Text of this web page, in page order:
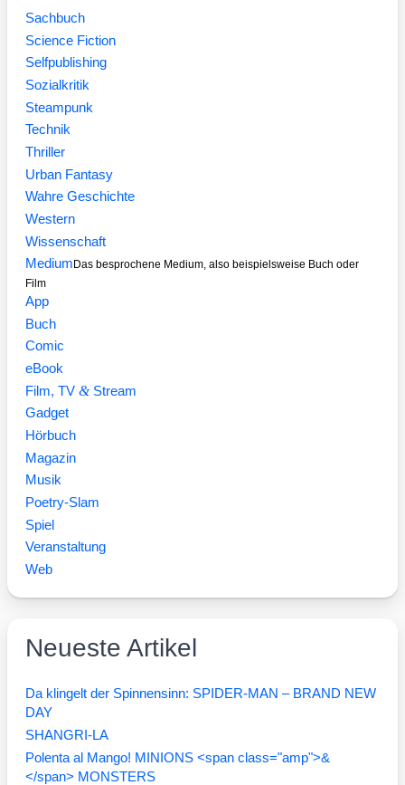
Sachbuch
Science Fiction
Selfpublishing
Sozialkritik
Steampunk
Technik
Thriller
Urban Fantasy
Wahre Geschichte
Western
Wissenschaft
Medium Das besprochene Medium, also beispielsweise Buch oder
Film
App
Buch
Comic
eBook
Film, TV&Stream
Gadget
Hörbuch
Magazin
Musik
Poetry-Slam
Spiel
Veranstaltung
Web
Neueste Artikel
Da klingelt der Spinnensinn: SPIDER-MAN – BRAND NEW
DAY
SHANGRI-LA
Polenta al Mango! MINIONS <span class="amp">&
</span> MONSTERS